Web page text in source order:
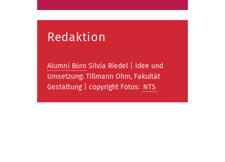
Redaktion
Alumni Büro Silvia Riedel | Idee und
Umsetzung: Tillmann Ohm, Fakultät
Gestaltung
| copyright Fotos: NTS